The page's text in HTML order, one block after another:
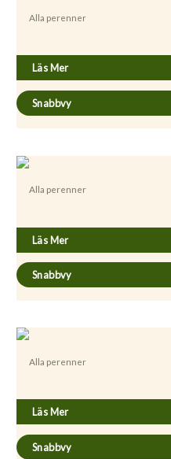
Alla perenner
Läs Mer
Snabbvy
Alla perenner
Läs Mer
Snabbvy
Alla perenner
Läs Mer
Snabbvy